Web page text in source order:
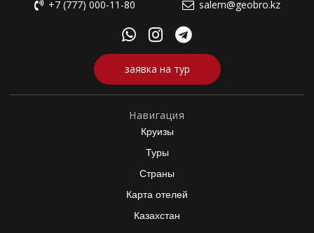
+7 (777) 000-11-80 salem@geobro.kz
заявка на тур
Навигация
Круизы
Туры
Страны
Карта отелей
Казахстан